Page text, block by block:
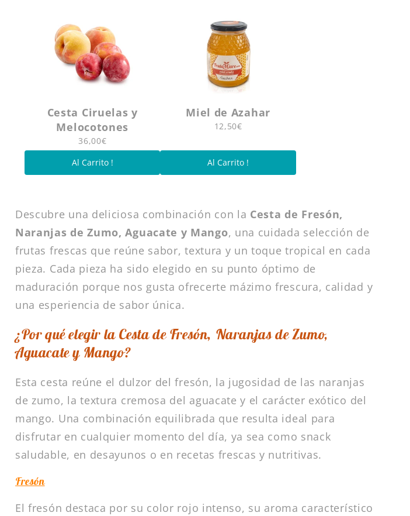
Cesta Ciruelas y
Melocotones
36,00€
Al Carrito !
Miel de Azahar
12,50€
Al Carrito !
Descubre una deliciosa combinación con la Cesta de Fresón,
Naranjas de Zumo, Aguacate y Mango, una cuidada selección de
frutas frescas que reúne sabor, textura y un toque tropical en cada
pieza. Cada pieza ha sido elegido en su punto óptimo de
maduración porque nos gusta ofrecerte mázimo frescura, calidad y
una esperiencia de sabor única.
¿Por qué elegir la Cesta de Fresón, Naranjas de Zumo,
Aguacate y Mango?
Esta cesta reúne el dulzor del fresón, la jugosidad de las naranjas
de zumo, la textura cremosa del aguacate y el carácter exótico del
mango. Una combinación equilibrada que resulta ideal para
disfrutar en cualquier momento del día, ya sea como snack
saludable, en desayunos o en recetas frescas y nutritivas.
Fresón
El fresón destaca por su color rojo intenso, su aroma característico